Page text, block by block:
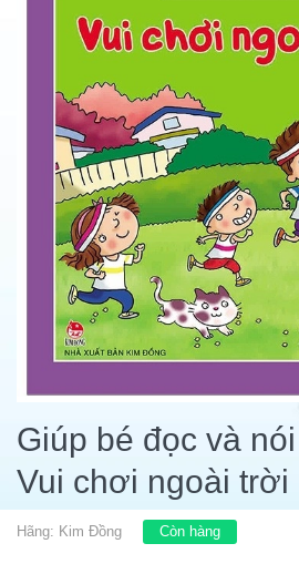
Giúp bé đọc và
Vui chơi ngoài trời
Hãng: Kim Đồng Còn hàng